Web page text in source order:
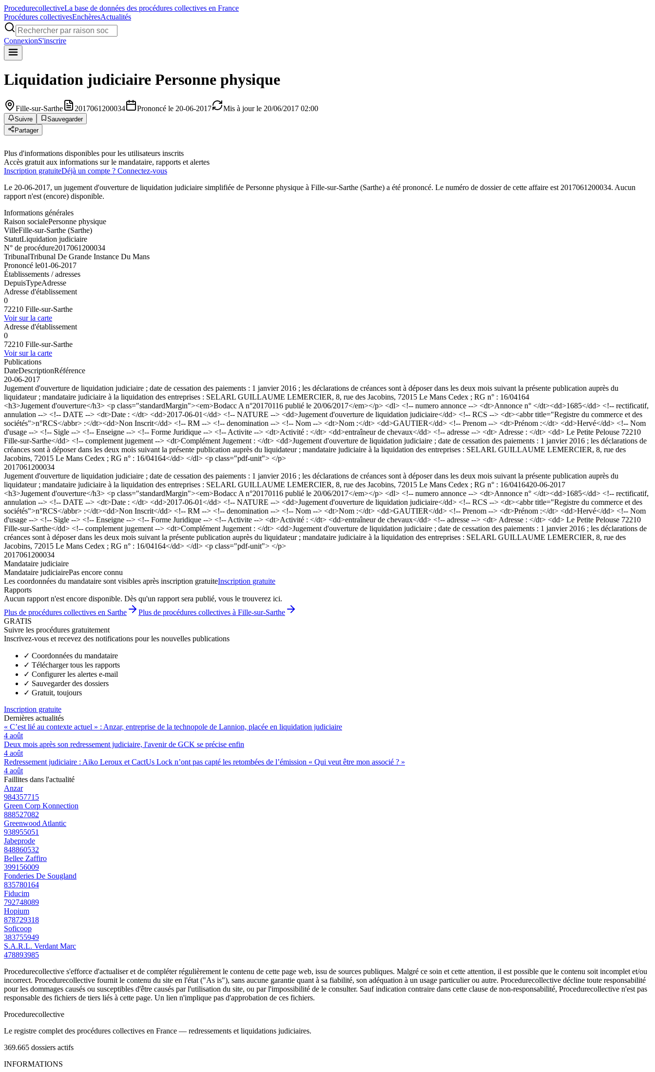
ProcedurecollectiveLa base de données des procédures collectives en France
Procédures collectivesEnchèresActualités
ConnexionS'inscrire
Liquidation judiciaire Personne physique
Fille-sur-Sarthe 2017061200034 Prononcé le 20-06-2017 Mis à jour le 20/06/2017 02:00
Suivre
Sauvegarder
Partager
Plus d'informations disponibles pour les utilisateurs inscrits
Accès gratuit aux informations sur le mandataire, rapports et alertes
Inscription gratuiteDéjà un compte ? Connectez-vous
Le 20-06-2017, un jugement d'ouverture de liquidation judiciaire simplifiée de Personne physique à Fille-sur-Sarthe (Sarthe) a été prononcé. Le numéro de dossier de cette affaire est 2017061200034. Aucun
rapport n'est (encore) disponible.
Informations générales
Raison socialePersonne physique
VilleFille-sur-Sarthe (Sarthe)
StatutLiquidation judiciaire
N° de procédure2017061200034
TribunalTribunal De Grande Instance Du Mans
Prononcé le01-06-2017
Établissements / adresses
DepuisTypeAdresse
Adresse d'établissement
0
72210 Fille-sur-Sarthe
Voir sur la carte
Adresse d'établissement
0
72210 Fille-sur-Sarthe
Voir sur la carte
Publications
DateDescriptionRéférence
20-06-2017
Jugement d'ouverture de liquidation judiciaire ; date de cessation des paiements : 1 janvier 2016 ; les déclarations de créances sont à déposer dans les deux mois suivant la présente publication auprès du
liquidateur ; mandataire judiciaire à la liquidation des entreprises : SELARL GUILLAUME LEMERCIER, 8, rue des Jacobins, 72015 Le Mans Cedex ; RG n° : 16/04164
<h3>Jugement d'ouverture</h3> <p class="standardMargin"><em>Bodacc A n°20170116 publié le 20/06/2017</em></p> <dl> <!-- numero annonce --> <dt>Annonce n° </dt><dd>1685</dd> <!-- rectificatif,
annulation --> <!-- DATE --> <dt>Date : </dt> <dd>2017-06-01</dd> <!-- NATURE --> <dd>Jugement d'ouverture de liquidation judiciaire</dd> <!-- RCS --> <dt><abbr title="Registre du commerce et des
sociétés">n°RCS</abbr> :</dt><dd>Non Inscrit</dd> <!-- RM --> <!-- denomination --> <!-- Nom --> <dt>Nom :</dt> <dd>GAUTIER</dd> <!-- Prenom --> <dt>Prénom :</dt> <dd>Hervé</dd> <!-- Nom
d'usage --> <!-- Sigle --> <!-- Enseigne --> <!-- Forme Juridique --> <!-- Activite --> <dt>Activité : </dt> <dd>entraîneur de chevaux</dd> <!-- adresse --> <dt> Adresse : </dt> <dd> Le Petite Pelouse 72210
Fille-sur-Sarthe</dd> <!-- complement jugement --> <dt>Complément Jugement : </dt> <dd>Jugement d'ouverture de liquidation judiciaire ; date de cessation des paiements : 1 janvier 2016 ; les déclarations de
créances sont à déposer dans les deux mois suivant la présente publication auprès du liquidateur ; mandataire judiciaire à la liquidation des entreprises : SELARL GUILLAUME LEMERCIER, 8, rue des
Jacobins, 72015 Le Mans Cedex ; RG n° : 16/04164</dd> </dl> <p class="pdf-unit"> </p>
2017061200034
Jugement d'ouverture de liquidation judiciaire ; date de cessation des paiements : 1 janvier 2016 ; les déclarations de créances sont à déposer dans les deux mois suivant la présente publication auprès du
liquidateur ; mandataire judiciaire à la liquidation des entreprises : SELARL GUILLAUME LEMERCIER, 8, rue des Jacobins, 72015 Le Mans Cedex ; RG n° : 16/0416420-06-2017
<h3>Jugement d'ouverture</h3> <p class="standardMargin"><em>Bodacc A n°20170116 publié le 20/06/2017</em></p> <dl> <!-- numero annonce --> <dt>Annonce n° </dt><dd>1685</dd> <!-- rectificatif,
annulation --> <!-- DATE --> <dt>Date : </dt> <dd>2017-06-01</dd> <!-- NATURE --> <dd>Jugement d'ouverture de liquidation judiciaire</dd> <!-- RCS --> <dt><abbr title="Registre du commerce et des
sociétés">n°RCS</abbr> :</dt><dd>Non Inscrit</dd> <!-- RM --> <!-- denomination --> <!-- Nom --> <dt>Nom :</dt> <dd>GAUTIER</dd> <!-- Prenom --> <dt>Prénom :</dt> <dd>Hervé</dd> <!-- Nom
d'usage --> <!-- Sigle --> <!-- Enseigne --> <!-- Forme Juridique --> <!-- Activite --> <dt>Activité : </dt> <dd>entraîneur de chevaux</dd> <!-- adresse --> <dt> Adresse : </dt> <dd> Le Petite Pelouse 72210
Fille-sur-Sarthe</dd> <!-- complement jugement --> <dt>Complément Jugement : </dt> <dd>Jugement d'ouverture de liquidation judiciaire ; date de cessation des paiements : 1 janvier 2016 ; les déclarations de
créances sont à déposer dans les deux mois suivant la présente publication auprès du liquidateur ; mandataire judiciaire à la liquidation des entreprises : SELARL GUILLAUME LEMERCIER, 8, rue des
Jacobins, 72015 Le Mans Cedex ; RG n° : 16/04164</dd> </dl> <p class="pdf-unit"> </p>
2017061200034
Mandataire judiciaire
Mandataire judiciairePas encore connu
Les coordonnées du mandataire sont visibles après inscription gratuiteInscription gratuite
Rapports
Aucun rapport n'est encore disponible. Dès qu'un rapport sera publié, vous le trouverez ici.
Plus de procédures collectives en Sarthe
Plus de procédures collectives à Fille-sur-Sarthe
GRATIS
Suivre les procédures gratuitement
Inscrivez-vous et recevez des notifications pour les nouvelles publications
✓ Coordonnées du mandataire
✓ Télécharger tous les rapports
✓ Configurer les alertes e-mail
✓ Sauvegarder des dossiers
✓ Gratuit, toujours
Inscription gratuite
Dernières actualités
« C’est lié au contexte actuel » : Anzar, entreprise de la technopole de Lannion, placée en liquidation judiciaire
4 août
Deux mois après son redressement judiciaire, l'avenir de GCK se précise enfin
4 août
Redressement judiciaire : Aiko Leroux et CactUs Lock n’ont pas capté les retombées de l’émission « Qui veut être mon associé ? »
4 août
Faillites dans l'actualité
Anzar
984357715
Green Corp Konnection
888527082
Greenwood Atlantic
938955051
Jabeprode
848860532
Bellee Zaffiro
399156009
Fonderies De Sougland
835780164
Fiducim
792748089
Hopium
878729318
Soficoop
383755949
S.A.R.L. Verdant Marc
478893985
Procedurecollective s'efforce d'actualiser et de compléter régulièrement le contenu de cette page web, issu de sources publiques. Malgré ce soin et cette attention, il est possible que le contenu soit incomplet et/ou
incorrect. Procedurecollective fournit le contenu du site en l'état ("As is"), sans aucune garantie quant à sa fiabilité, son adéquation à un usage particulier ou autre. Procedurecollective décline toute responsabilité
pour les dommages causés ou susceptibles d'être causés par l'utilisation du site, ou par l'impossibilité de le consulter. Sauf indication contraire dans cette clause de non-responsabilité, Procedurecollective n'est pas
responsable des fichiers de tiers liés à cette page. Un lien n'implique pas d'approbation de ces fichiers.
Procedurecollective
Le registre complet des procédures collectives en France — redressements et liquidations judiciaires.
369.665 dossiers actifs
INFORMATIONS